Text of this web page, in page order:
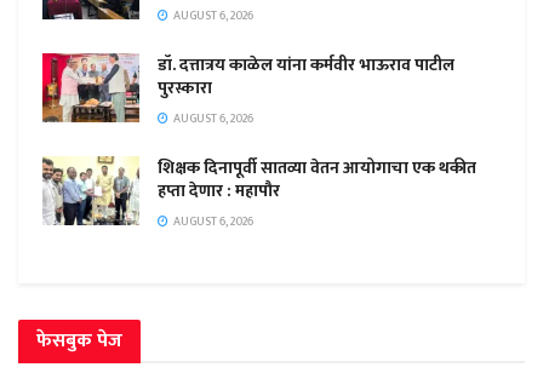
AUGUST 6, 2026
डॉ. दत्तात्रय काळेल यांना कर्मवीर भाऊराव पाटील
पुरस्कारा
AUGUST 6, 2026
शिक्षक दिनापूर्वी सातव्या वेतन आयोगाचा एक थकीत
हप्ता देणार : महापौर
AUGUST 6, 2026
फेसबुक पेज